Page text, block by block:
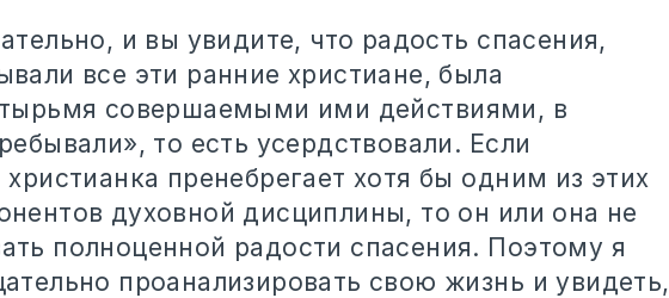
и вы увидите, что радость спасения,
все эти ранние христиане, была
совершаемыми ими действиями, в
то есть усердствовали. Если
пренебрегает хотя бы одним из этих
духовной дисциплины, то он или она не
полноценной радости спасения. Поэтому я
проанализировать свою жизнь и увидеть,